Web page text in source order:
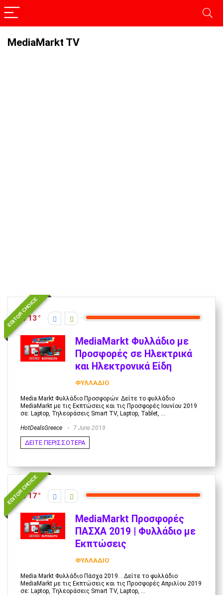
MediaMarkt TV
EDITOR CHOICE
13
MediaMarkt Φυλλάδιο με
Προσφορές σε Ηλεκτρικά
και Ηλεκτρονικά Είδη
ΦΥΛΛΑΔΙΟ
Media Markt Φυλλάδιο Προσφορών. Δείτε το φυλλάδιο
MediaMarkt με τις Εκπτώσεις και τις Προσφορές Ιουνίου 2019
σε: Laptop, Τηλεοράσεις Smart TV, Laptop, Tablet, ...
HotDealsGreece 7 June 2019
ΔΕΙΤΕ ΠΕΡΙΣΣΟΤΕΡΑ
EDITOR CHOICE
17
MediaMarkt Προσφορές
ΠΑΣΧΑ 2019 | Φυλλάδιο με
Εκπτώσεις
ΦΥΛΛΑΔΙΟ
Media Markt Φυλλάδιο Πάσχα 2019. . Δείτε το φυλλάδιο
MediaMarkt με τις Εκπτώσεις και τις Προσφορές Απριλίου 2019
σε: Laptop, Τηλεοράσεις Smart TV, Laptop, ...